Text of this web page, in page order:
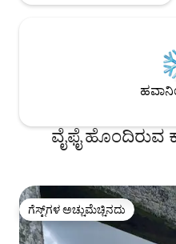
ವೈಫೈ
ಗೆಸ್ಟ್‌ಗಳ ಅಚ್ಚುಮೆಚ್ಚಿನದು
ಗೆಸ್ಟ್‌ಗಳ ಅಚ್ಚುಮೆಚ್ಚಿನದು